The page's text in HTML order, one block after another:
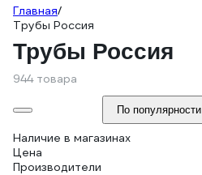
Главная/
Трубы Россия
Трубы Россия
944 товара
По популярности
Наличие в магазинах
Цена
Производители